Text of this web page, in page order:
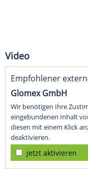
Video
Empfohlener
Glomex GmbH
Wir benötigen Ihre
eingebundenen Inhalt
diesen mit einem Klick
deaktivieren.
jetzt aktivieren